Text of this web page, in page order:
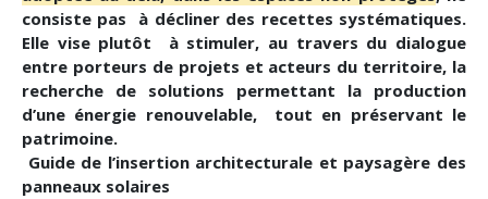
consiste pas à décliner des recettes systématiques.
Elle vise plutôt à stimuler, au travers du dialogue
entre porteurs de projets et acteurs du territoire, la
recherche de solutions permettant la production
d’une énergie renouvelable, tout en préservant le
patrimoine.
Guide de l’insertion architecturale et paysagère des
panneaux solaires